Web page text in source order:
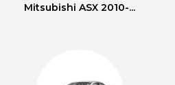
Mitsubishi ASX 2010-...